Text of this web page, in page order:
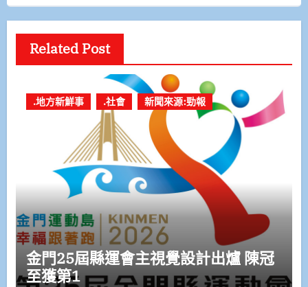
Related Post
.地方新鮮事 .社會 新聞來源:勁報
金門25屆縣運會主視覺設計出爐 陳冠
至獲第1